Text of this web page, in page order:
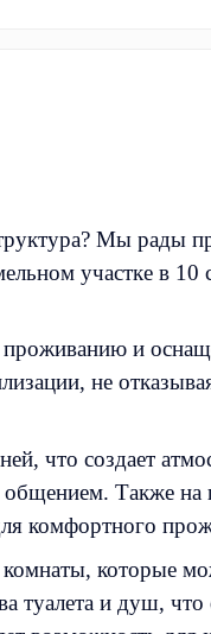
Мы рады
участке в 10
проживанию и
не
что создает
общением. Также на
комфортного
которые
туалета и душ, что